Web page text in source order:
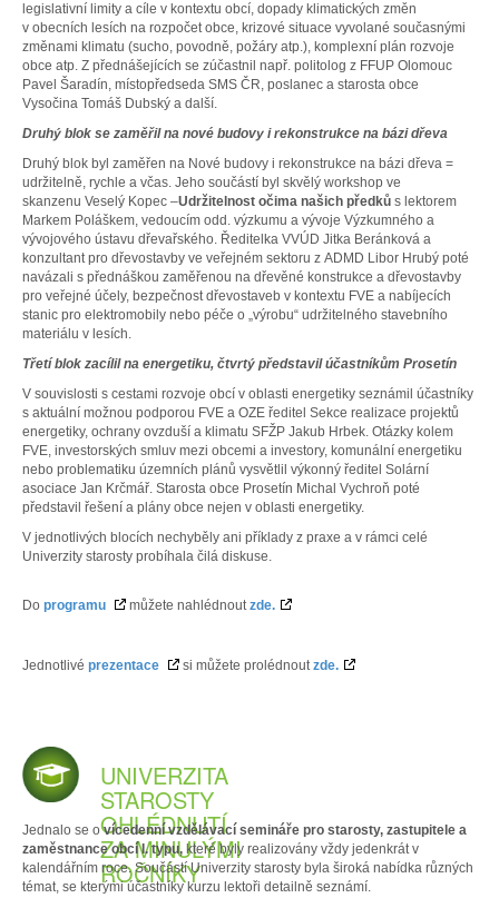
legislativní limity a cíle v kontextu obcí, dopady klimatických změn
v obecních lesích na rozpočet obce, krizové situace vyvolané současnými
změnami klimatu (sucho, povodně, požáry atp.), komplexní plán rozvoje
obce atp. Z přednášejících se zúčastnil např. politolog z FFUP Olomouc
Pavel Šaradín, místopředseda SMS ČR, poslanec a starosta obce
Vysočina Tomáš Dubský a další.
Druhý blok se zaměřil na nové budovy i rekonstrukce na bázi dřeva
Druhý blok byl zaměřen na Nové budovy i rekonstrukce na bázi dřeva =
udržitelně, rychle a včas. Jeho součástí byl skvělý workshop ve
skanzenu Veselý Kopec –Udržitelnost očima našich předků s lektorem
Markem Poláškem, vedoucím odd. výzkumu a vývoje Výzkumného a
vývojového ústavu dřevařského. Ředitelka VVÚD Jitka Beránková a
konzultant pro dřevostavby ve veřejném sektoru z ADMD Libor Hrubý poté
navázali s přednáškou zaměřenou na dřevěné konstrukce a dřevostavby
pro veřejné účely, bezpečnost dřevostaveb v kontextu FVE a nabíjecích
stanic pro elektromobily nebo péče o „výrobu“ udržitelného stavebního
materiálu v lesích.
Třetí blok zacílil na energetiku, čtvrtý představil účastníkům Prosetín
V souvislosti s cestami rozvoje obcí v oblasti energetiky seznámil účastníky
s aktuální možnou podporou FVE a OZE ředitel Sekce realizace projektů
energetiky, ochrany ovzduší a klimatu SFŽP Jakub Hrbek. Otázky kolem
FVE, investorských smluv mezi obcemi a investory, komunální energetiku
nebo problematiku územních plánů vysvětlil výkonný ředitel Solární
asociace Jan Krčmář. Starosta obce Prosetín Michal Vychroň poté
představil řešení a plány obce nejen v oblasti energetiky.
V jednotlivých blocích nechyběly ani příklady z praxe a v rámci celé
Univerzity starosty probíhala čilá diskuse.
Do programu můžete nahlédnout zde.
Jednotlivé prezentace si můžete prolédnout zde.
UNIVERZITA
STAROSTY
OHLÉDNUTÍ
ZA MINULÝMI
ROČNÍKY
Jednalo se ovícedenní vzdělávací semináře pro starosty, zastupitele a
zaměstnance obcí I. typu, které byly realizovány vždy jedenkrát v
kalendářním roce. Součástí Univerzity starosty byla široká nabídka různých
témat, se kterými účastníky kurzu lektoři detailně seznámí.